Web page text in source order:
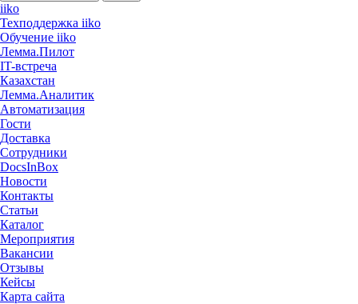
iiko
Техподдержка iiko
Обучение iiko
Лемма.Пилот
IT-встреча
Казахстан
Лемма.Аналитик
Автоматизация
Гости
Доставка
Сотрудники
DocsInBox
Новости
Контакты
Статьи
Каталог
Мероприятия
Вакансии
Отзывы
Кейсы
Карта сайта